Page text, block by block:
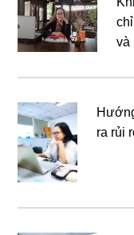
và
ra rủi